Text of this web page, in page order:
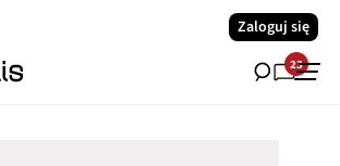
Zaloguj się
23